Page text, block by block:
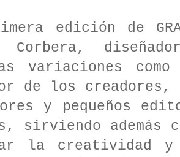
edición de
Corbera,
variaciones
de los creadores,
y pequeños
sirviendo además
la creatividad